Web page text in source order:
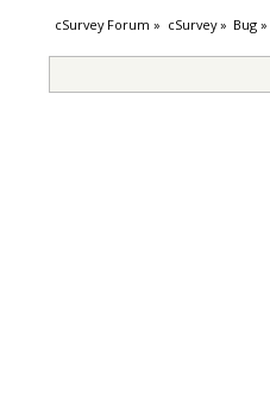
cSurvey Forum » cSurvey» Bug »